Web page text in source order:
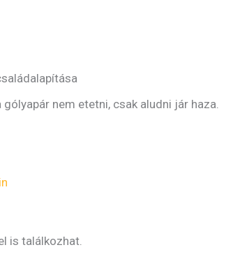
nem etetni, csak aludni jár haza.
is találkozhat.